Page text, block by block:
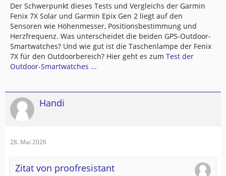
Der Schwerpunkt dieses Tests und Vergleichs der Garmin
Fenix 7X Solar und Garmin Epix Gen 2 liegt auf den
Sensoren wie Höhenmesser, Positionsbestimmung und
Herzfrequenz. Was unterscheidet die beiden GPS-Outdoor-
Smartwatches? Und wie gut ist die Taschenlampe der Fenix
7X für den Outdoorbereich? Hier geht es zum Test der
Outdoor-Smartwatches ...
Handi
28. Mai 2026
Zitat von proofresistant